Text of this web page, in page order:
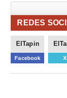
REDES
ElTapin
Facebook X